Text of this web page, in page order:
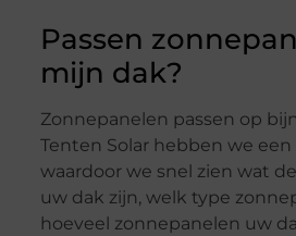
Passen
mijn dak?
Zonnepanelen passen op
Tenten Solar hebben we
waardoor we snel zien wat
uw dak zijn, welk type
hoeveel zonnepanelen uw